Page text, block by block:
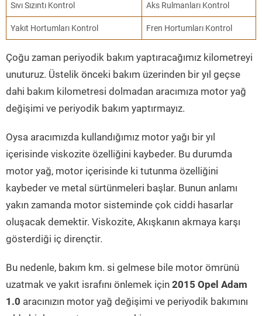
Sıvı Sızıntı Kontrol Aks Rulmanları Kontrol
Yakıt Hortumları Kontrol Fren Hortumları Kontrol
Çoğu zaman periyodik bakım yaptıracağımız kilometreyi
unuturuz. Üstelik önceki bakım üzerinden bir yıl geçse
dahi bakım kilometresi dolmadan aracımıza motor yağ
değişimi ve periyodik bakım yaptırmayız.
Oysa aracımızda kullandığımız motor yağı bir yıl
içerisinde viskozite özelliğini kaybeder. Bu durumda
motor yağ, motor içerisinde ki tutunma özelliğini
kaybeder ve metal sürtünmeleri başlar. Bunun anlamı
yakın zamanda motor sisteminde çok ciddi hasarlar
oluşacak demektir. Viskozite, Akışkanın akmaya karşı
gösterdiği iç dirençtir.
Bu nedenle, bakım km. si gelmese bile motor ömrünü
uzatmak ve yakıt israfını önlemek için 2015 Opel Adam
1.0 aracınızın motor yağ değişimi ve periyodik bakımını